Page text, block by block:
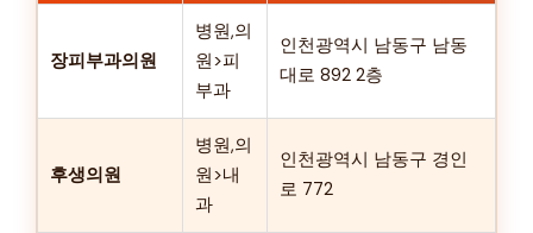
장피부과의원
병원,의
원>피
부과
인천광역시 남동구 남동
대로 892 2층
후생의원
병원,의
원>내
과
인천광역시 남동구 경인
로 772